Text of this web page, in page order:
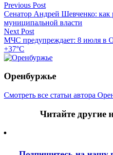
Previous Post
Сенатор Андрей Шевченко:
муниципальной власти
Next Post
МЧС предупреждает: 8 июля в
+37°С
Оренбуржье
Смотреть все статьи автора
Читайте другие